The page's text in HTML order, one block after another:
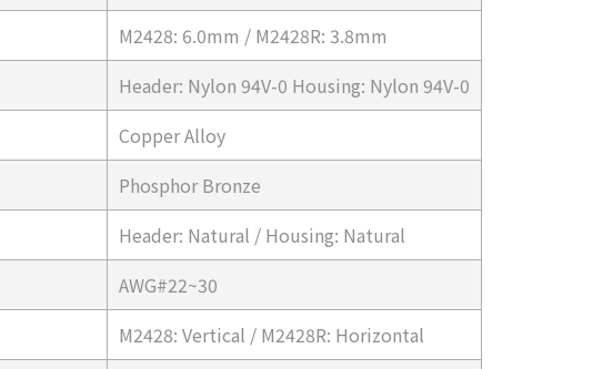
M2428: 6.0mm / M2428R: 3.8mm
Header: Nylon 94V-0 Housing: Nylon 94V-0
Copper Alloy
Phosphor Bronze
Header: Natural / Housing: Natural
AWG#22~30
M2428: Vertical / M2428R: Horizontal